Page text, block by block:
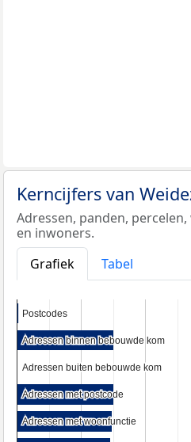
Kerncijfers van
Adressen, panden,
en inwoners.
Grafiek
Tabel
Postcodes
Postcodes
Adressen binnen bebouwde kom
Adressen binnen bebouwde kom
Adressen buiten bebouwde kom
Adressen buiten bebouwde kom
Adressen met postcode
Adressen met postcode
Adressen met woonfunctie
Adressen met woonfunctie